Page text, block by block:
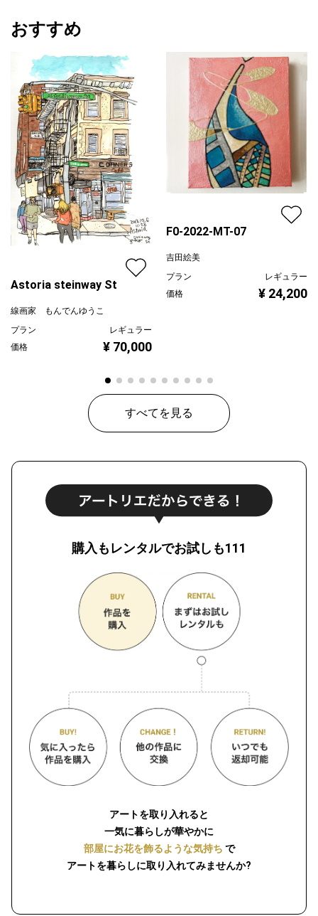
おすすめ
Astoria steinway St
線画家 もんでんゆうこ
プラン
レギュラー
価格
¥ 70,000
F0-2022-MT-07
吉田絵美
プラン
レギュラー
価格
¥ 24,200
すべてを見る
購入もレンタルでお試しも111
アートを取り入れると
一気に暮らしが華やかに
部屋にお花を飾るような気持ち で
アートを暮らしに取り入れてみませんか?